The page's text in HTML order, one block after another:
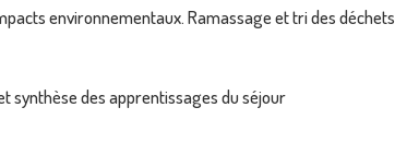
environnementaux. Ramassage et tri des déchets
synthèse des apprentissages du séjour